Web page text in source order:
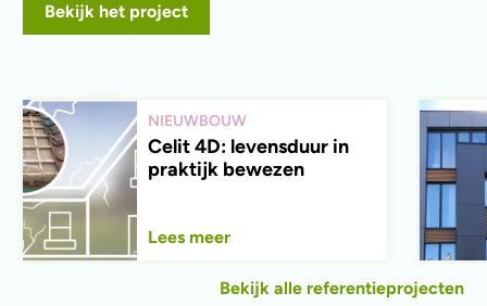
Bekijk het project
NIEUWBOUW
Celit 4D: levensduur in
praktijk bewezen
Lees meer
Bekijk alle referentieprojecten